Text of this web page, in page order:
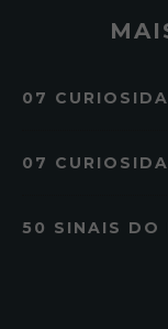
07
07
50 SINAIS DO